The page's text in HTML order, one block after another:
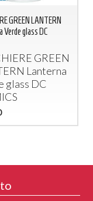
GREEN LANTERN
Verde glass DC
GREEN
Lanterna
glass DC